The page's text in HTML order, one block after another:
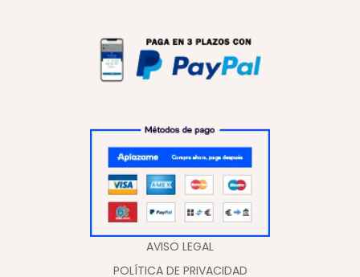
AVISO LEGAL
POLÍTICA DE PRIVACIDAD